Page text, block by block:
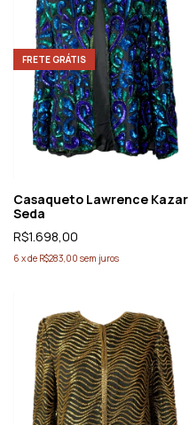
FRETE GRÁTIS
Casaqueto Lawrence Kazar
Seda
R$1.698,00
6 xde R$283,00 sem juros